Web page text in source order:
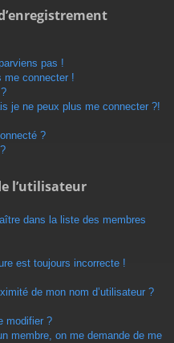
pas !
me connecter !
je ne peux plus me connecter ?!
?
l’utilisateur
dans la liste des membres
est toujours incorrecte !
de mon nom d’utilisateur ?
modifier ?
membre, on me demande de me